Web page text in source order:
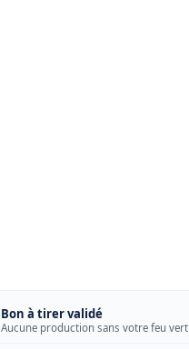
Bon à tirer validé
Aucune production sans votre feu vert